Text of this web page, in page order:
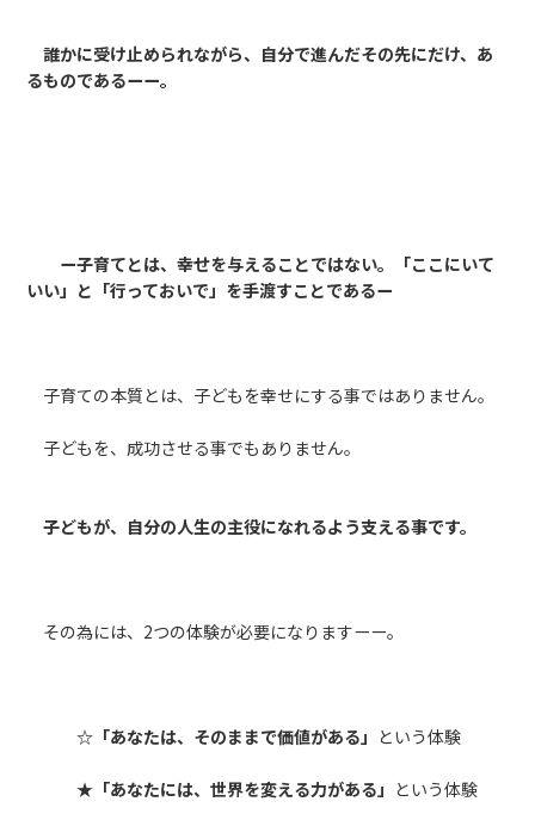
誰かに受け止められながら、自分で進んだその先にだけ、あ
るものであるーー。
ー子育てとは、幸せを与えることではない。「ここにいて
いい」と「行っておいで」を手渡すことであるー
子育ての本質とは、子どもを幸せにする事ではありません。
子どもを、成功させる事でもありません。
子どもが、自分の人生の主役になれるよう支える事です。
その為には、2つの体験が必要になりますーー。
☆「あなたは、そのままで価値がある」 という体験
★「あなたには、世界を変える力がある」 という体験